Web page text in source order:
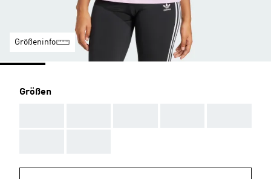
Größeninfo
Größen